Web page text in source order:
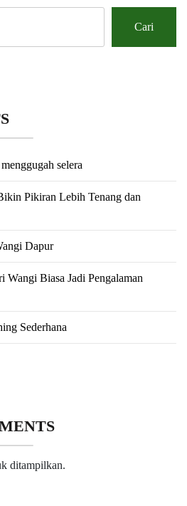
Cari
selera
Pikiran Lebih Tenang dan
Dapur
Biasa Jadi Pengalaman
Sederhana
ditampilkan.